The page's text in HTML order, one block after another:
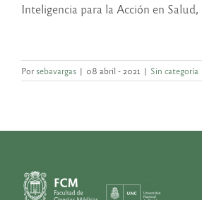
Inteligencia para la Acción en Salud,
Porsebavargas | 08 abril - 2021 | Sin categoría